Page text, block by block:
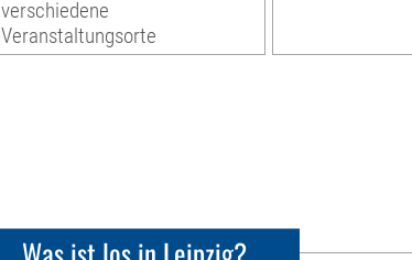
verschiedene
Veranstaltungsorte